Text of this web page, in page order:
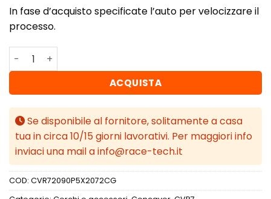
In fase d’acquisto specificate l’auto per velocizzare il
processo.
Concaver CVR7 20x9 ET20-51 BLANK Carbon Graphite
ACQUISTA
Se disponibile al fornitore, solitamente a casa
tua in circa 10/15 giorni lavorativi. Per maggiori info
inviaci una mail a info@race-tech.it
COD: CVR72090P5X2072CG